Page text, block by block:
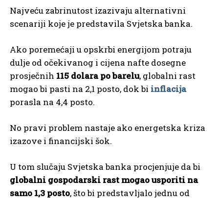
Najveću zabrinutost izazivaju alternativni
scenariji koje je predstavila Svjetska banka.
Ako poremećaji u opskrbi energijom potraju
dulje od očekivanog i cijena nafte dosegne
prosječnih 115 dolara po barelu, globalni rast
mogao bi pasti na 2,1 posto, dok bi inflacija
porasla na 4,4 posto.
No pravi problem nastaje ako energetska kriza
izazove i financijski šok.
U tom slučaju Svjetska banka procjenjuje da bi
globalni gospodarski rast mogao usporiti na
samo 1,3 posto, što bi predstavljalo jednu od